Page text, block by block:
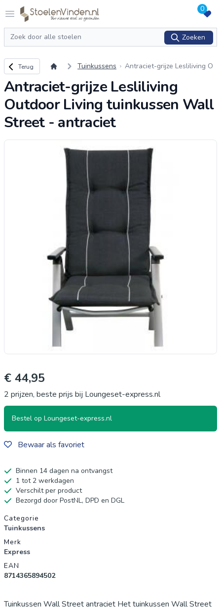
Open menu
Logo stoelenvinden.nl 0
Zoeken
Zoeken
Terug naar overzicht
Terug Tuinkussens
Antraciet-grijze Lesliliving O
l Street - antraciet
Antraciet-grijze Lesliliving
Outdoor Living tuinkussen Wall
Street - antraciet
€ 44,95
2 prijzen, beste prijs bij Loungeset-express.nl
Bestel op Loungeset-express.nl
Bewaar als favoriet
Binnen 14 dagen na ontvangst
1 tot 2 werkdagen
Verschilt per product
Bezorgd door PostNL, DPD en DGL
Productgegevens
Categorie
Tuinkussens
Merk
Express
EAN
8714365894502
Tuinkussen Wall Street antraciet Het tuinkussen Wall Street